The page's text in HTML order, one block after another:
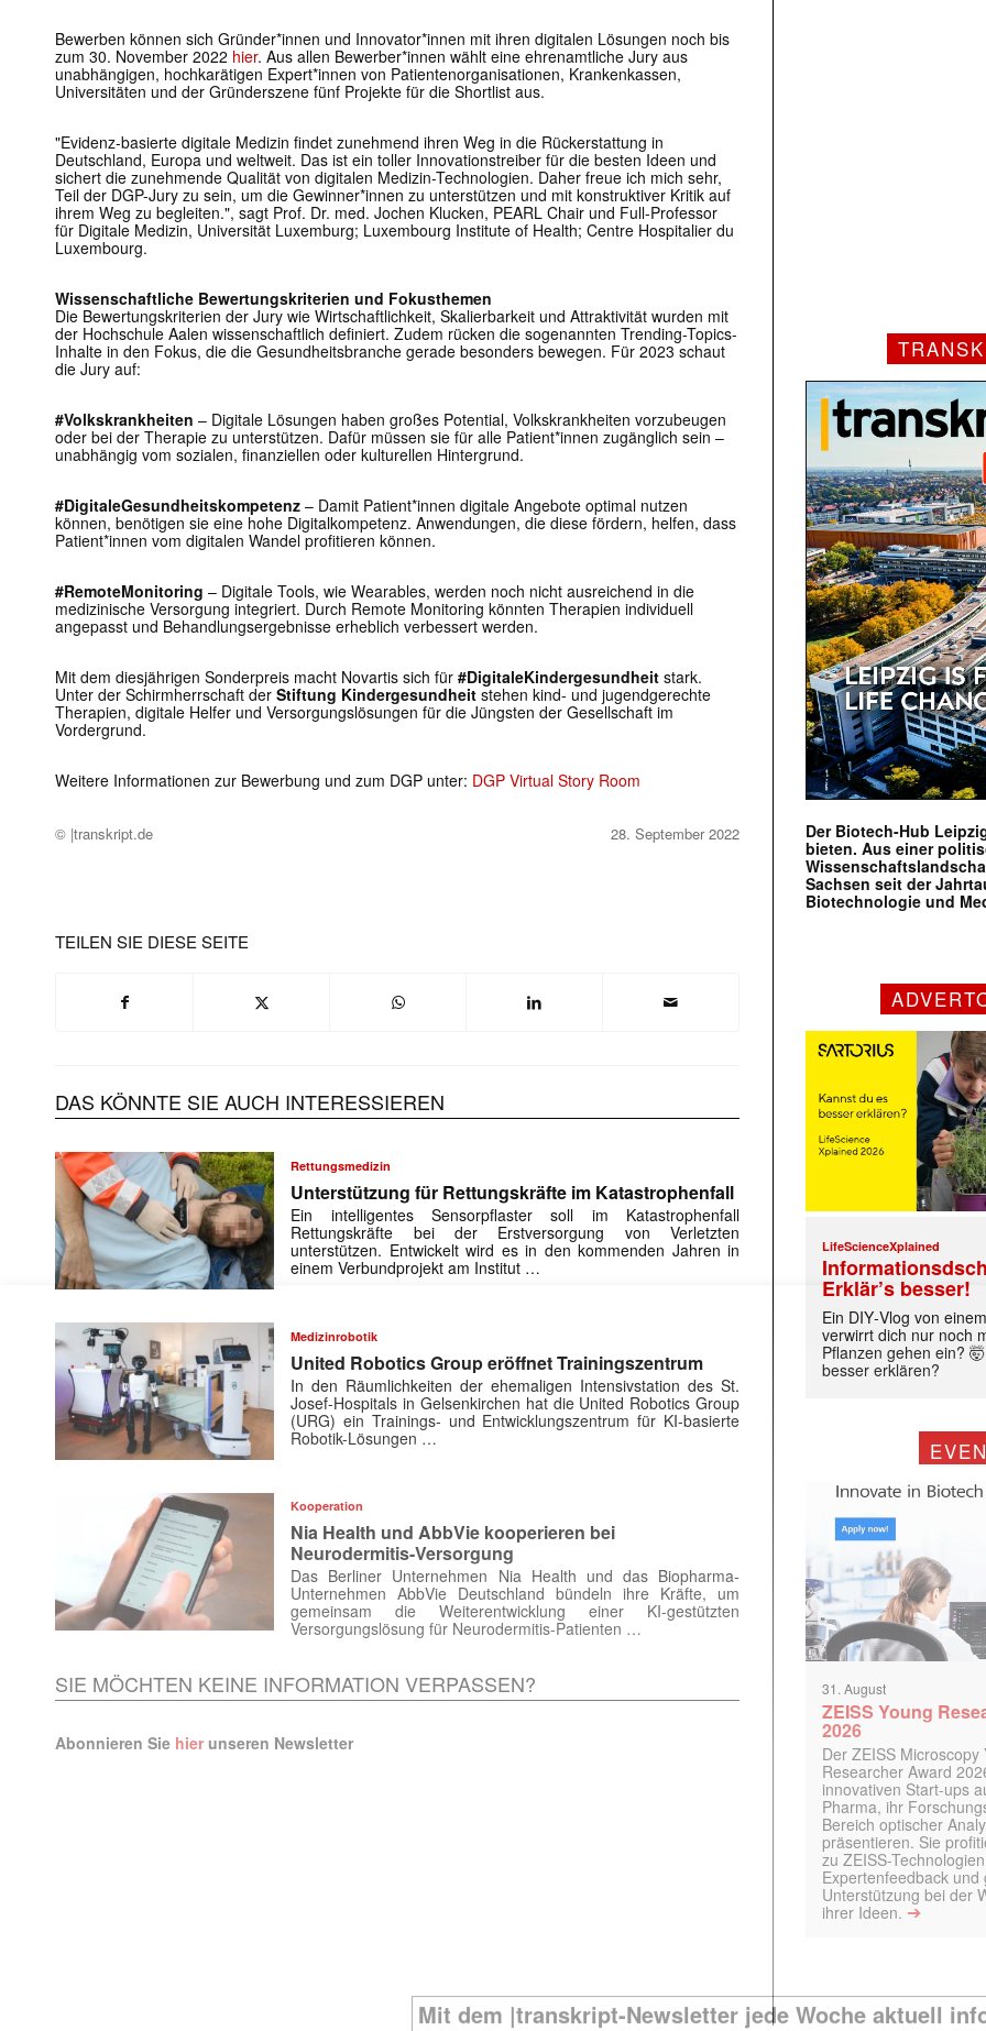
Mit dem |transkript-Newsletter jede Woche aktuell
E-
Mail
(erforderlich)
Bewerben können sich Gründer*innen und Innovator*innen mit ihren digitalen Lösungen noch bis
zum 30. November 2022 hier. Aus allen Bewerber*innen wählt eine ehrenamtliche Jury aus
unabhängigen, hochkarätigen Expert*innen von Patientenorganisationen, Krankenkassen,
Universitäten und der Gründerszene fünf Projekte für die Shortlist aus.
"Evidenz-basierte digitale Medizin findet zunehmend ihren Weg in die Rückerstattung in
Deutschland, Europa und weltweit. Das ist ein toller Innovationstreiber für die besten Ideen und
sichert die zunehmende Qualität von digitalen Medizin-Technologien. Daher freue ich mich sehr,
Teil der DGP-Jury zu sein, um die Gewinner*innen zu unterstützen und mit konstruktiver Kritik auf
ihrem Weg zu begleiten.", sagt Prof. Dr. med. Jochen Klucken, PEARL Chair und Full-Professor
für Digitale Medizin, Universität Luxemburg; Luxembourg Institute of Health; Centre Hospitalier du
Luxembourg.
Wissenschaftliche Bewertungskriterien und Fokusthemen
Die Bewertungskriterien der Jury wie Wirtschaftlichkeit, Skalierbarkeit und Attraktivität wurden mit
der Hochschule Aalen wissenschaftlich definiert. Zudem rücken die sogenannten Trending-Topics-
Inhalte in den Fokus, die die Gesundheitsbranche gerade besonders bewegen. Für 2023 schaut
die Jury auf:
#Volkskrankheiten – Digitale Lösungen haben großes Potential, Volkskrankheiten vorzubeugen
oder bei der Therapie zu unterstützen. Dafür müssen sie für alle Patient*innen zugänglich sein –
unabhängig vom sozialen, finanziellen oder kulturellen Hintergrund.
#DigitaleGesundheitskompetenz – Damit Patient*innen digitale Angebote optimal nutzen
können, benötigen sie eine hohe Digitalkompetenz. Anwendungen, die diese fördern, helfen, dass
Patient*innen vom digitalen Wandel profitieren können.
#RemoteMonitoring – Digitale Tools, wie Wearables, werden noch nicht ausreichend in die
medizinische Versorgung integriert. Durch Remote Monitoring könnten Therapien individuell
angepasst und Behandlungsergebnisse erheblich verbessert werden.
Mit dem diesjährigen Sonderpreis macht Novartis sich für #DigitaleKindergesundheit stark.
Unter der Schirmherrschaft der Stiftung Kindergesundheit stehen kind- und jugendgerechte
Therapien, digitale Helfer und Versorgungslösungen für die Jüngsten der Gesellschaft im
Vordergrund.
Weitere Informationen zur Bewerbung und zum DGP unter: DGP Virtual Story Room
© |transkript.de 28. September 2022
TEILEN SIE DIESE SEITE
DAS KÖNNTE SIE AUCH INTERESSIEREN
Rettungsmedizin
Unterstützung für Rettungskräfte im Katastrophenfall
Ein intelligentes Sensorpflaster soll im Katastrophenfall
Rettungskräfte bei der Erstversorgung von Verletzten
unterstützen. Entwickelt wird es in den kommenden Jahren in
einem Verbundprojekt am Institut …
Medizinrobotik
United Robotics Group eröffnet Trainingszentrum
In den Räumlichkeiten der ehemaligen Intensivstation des St.
Josef-Hospitals in Gelsenkirchen hat die United Robotics Group
(URG) ein Trainings- und Entwicklungszentrum für KI-basierte
Robotik-Lösungen …
Kooperation
Nia Health und AbbVie kooperieren bei
Neurodermitis-Versorgung
Das Berliner Unternehmen Nia Health und das Biopharma-
Unternehmen AbbVie Deutschland bündeln ihre Kräfte, um
gemeinsam die Weiterentwicklung einer KI-gestützten
Versorgungslösung für Neurodermitis-Patienten …
SIE MÖCHTEN KEINE INFORMATION VERPASSEN?
Abonnieren Sie hier unseren Newsletter
Der Biotech-Hub
bieten. Aus einer
Sachsen seit der
Biotechnologie und
LifeScienceXplained
Erklär’s besser!
Ein DIY‑Vlog von
verwirrt dich nur noch
Pflanzen gehen ein?
besser erklären?
31. August
ZEISS Young
2026
Der ZEISS Microscopy
Researcher Award
innovativen Start-ups
Pharma, ihr
Bereich optischer
präsentieren. Sie
zu ZEISS-
Expertenfeedback und
Unterstützung bei der
ihrer Ideen. ➔